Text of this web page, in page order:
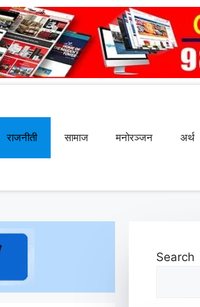
राजनीती सामाज मनोरञ्जन अर्थ
Search